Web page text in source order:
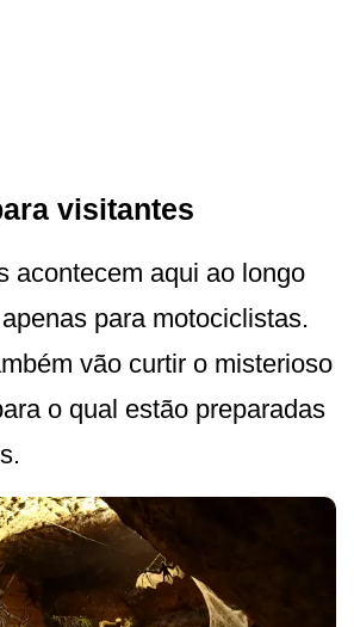
visitantes
acontecem aqui ao longo
para motociclistas.
vão curtir o misterioso
o qual estão preparadas